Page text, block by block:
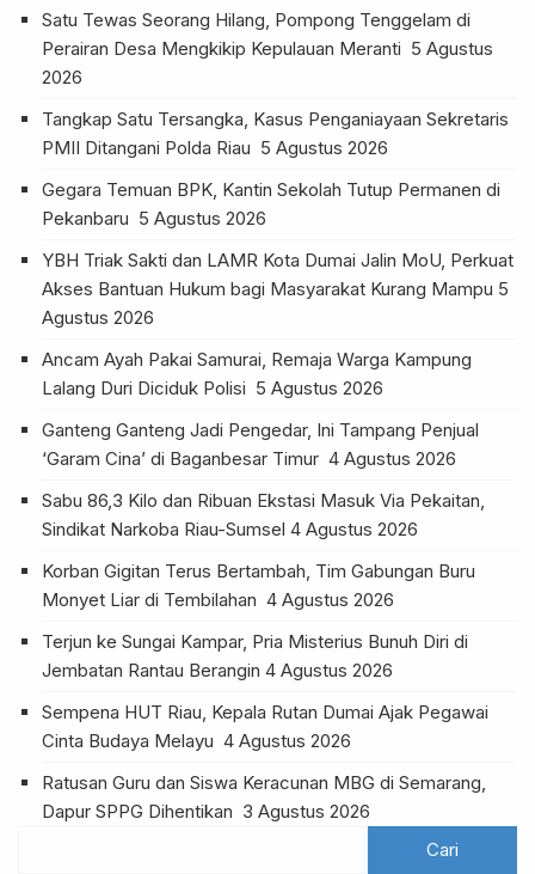
Satu Tewas Seorang Hilang, Pompong Tenggelam di
Perairan Desa Mengkikip Kepulauan Meranti 5 Agustus
2026
Tangkap Satu Tersangka, Kasus Penganiayaan Sekretaris
PMII Ditangani Polda Riau 5 Agustus 2026
Gegara Temuan BPK, Kantin Sekolah Tutup Permanen di
Pekanbaru 5 Agustus 2026
YBH Triak Sakti dan LAMR Kota Dumai Jalin MoU, Perkuat
Akses Bantuan Hukum bagi Masyarakat Kurang Mampu 5
Agustus 2026
Ancam Ayah Pakai Samurai, Remaja Warga Kampung
Lalang Duri Diciduk Polisi 5 Agustus 2026
Ganteng Ganteng Jadi Pengedar, Ini Tampang Penjual
‘Garam Cina’ di Baganbesar Timur 4 Agustus 2026
Sabu 86,3 Kilo dan Ribuan Ekstasi Masuk Via Pekaitan,
Sindikat Narkoba Riau-Sumsel 4 Agustus 2026
Korban Gigitan Terus Bertambah, Tim Gabungan Buru
Monyet Liar di Tembilahan 4 Agustus 2026
Terjun ke Sungai Kampar, Pria Misterius Bunuh Diri di
Jembatan Rantau Berangin 4 Agustus 2026
Sempena HUT Riau, Kepala Rutan Dumai Ajak Pegawai
Cinta Budaya Melayu 4 Agustus 2026
Ratusan Guru dan Siswa Keracunan MBG di Semarang,
Dapur SPPG Dihentikan 3 Agustus 2026